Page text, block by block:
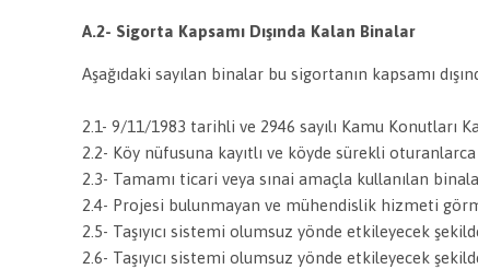
A.2- Sigorta Kapsamı Dışında Kalan Binalar
Aşağıdaki sayılan binalar bu sigortanın kapsamı
2.1- 9/11/1983 tarihli ve 2946 sayılı Kamu Konutları
2.2- Köy nüfusuna kayıtlı ve köyde sürekli
2.3- Tamamı ticari veya sınai amaçla kullanılan
2.4- Projesi bulunmayan ve mühendislik hizmeti
2.5- Taşıyıcı sistemi olumsuz yönde etkileyecek
2.6- Taşıyıcı sistemi olumsuz yönde etkileyecek